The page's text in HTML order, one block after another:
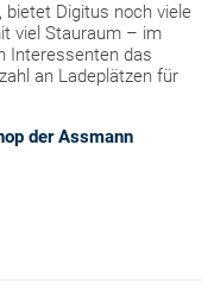
bietet Digitus noch viele
viel Stauraum – im
Interessenten das
an Ladeplätzen für
der Assmann